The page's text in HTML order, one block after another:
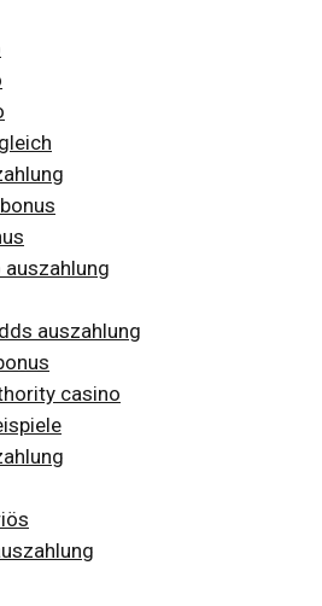
auszahlung
auszahlung
casino